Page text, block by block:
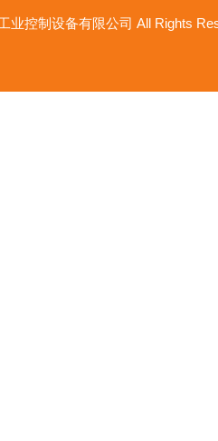
业控制设备有限公司 All Rights